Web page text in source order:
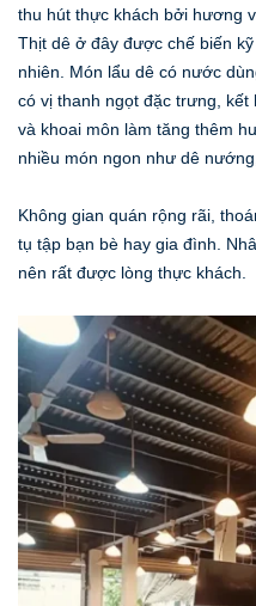
thu hút thực khách bởi hương
Thịt dê ở đây được chế biến
nhiên. Món lẩu dê có nước
có vị thanh ngọt đặc trưng,
và khoai môn làm tăng thêm
nhiều món ngon như dê
Không gian quán rộng rãi,
tụ tập bạn bè hay gia đình.
nên rất được lòng thực khách.